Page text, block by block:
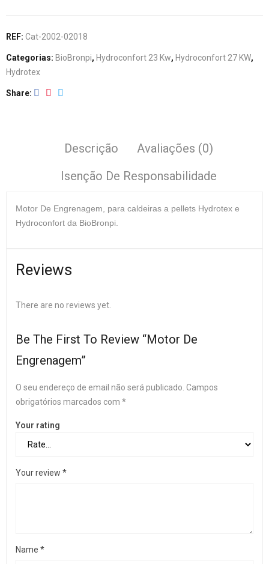
REF: Cat-2002-02018
Categorias: BioBronpi, Hydroconfort 23 Kw, Hydroconfort 27 KW,
Hydrotex
Share
Descrição
Avaliações (0)
Isenção De Responsabilidade
Motor De Engrenagem,
para caldeiras a pellets Hydrotex e
Hydroconfort da BioBronpi.
Reviews
There are no reviews yet.
Be The First To Review “Motor De
Engrenagem”
O seu endereço de email não será publicado. Campos
obrigatórios marcados com *
Your rating
Your review *
Name *